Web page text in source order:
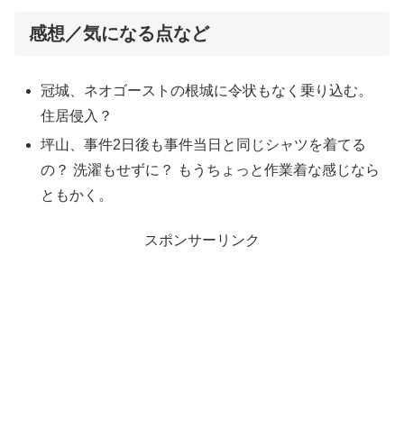
感想／気になる点など
冠城、ネオゴーストの根城に令状もなく乗り込む。
住居侵入？
坪山、事件2日後も事件当日と同じシャツを着てる
の？ 洗濯もせずに？ もうちょっと作業着な感じなら
ともかく。
スポンサーリンク